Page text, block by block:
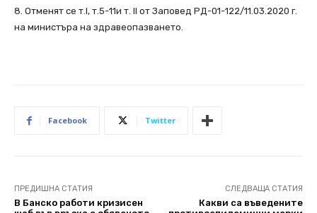
8. Отменят се т.I, т.5-11и т. II от Заповед РД-01-122/11.03.2020 г.
на министъра на здравеопазването.​
Facebook Twitter
ПРЕДИШНА СТАТИЯ
В Банско работи кризисен
СЛЕДВАЩА СТАТИЯ
Какви са въведените